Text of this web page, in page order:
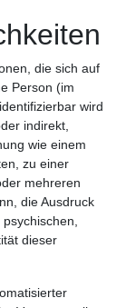
die sich auf
Person (im
wird
indirekt,
wie einem
zu einer
mehreren
die Ausdruck
dieser